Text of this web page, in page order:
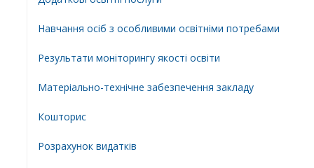
Навчання осіб з особливими освітніми потребами
Результати моніторингу якості освіти
Матеріально-технічне забезпечення закладу
Кошторис
Розрахунок видатків